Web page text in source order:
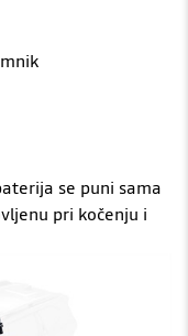
se puni sama
pri kočenju i